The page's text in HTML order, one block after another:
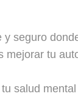
seguro
mejorar tu
salud